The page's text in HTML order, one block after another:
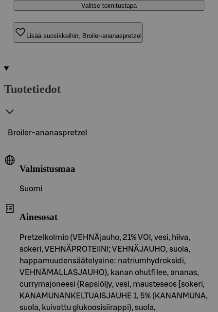
Valitse toimitustapa
Lisää suosikkeihin, Broiler-ananaspretzel
Tuotetiedot
Broiler-ananaspretzel
Valmistusmaa
Suomi
Ainesosat
Pretzelkolmio (VEHNÄjauho, 21% VOI, vesi, hiiva,
sokeri, VEHNÄPROTEIINI; VEHNÄJAUHO, suola,
happamuudensäätelyaine: natriumhydroksidi,
VEHNÄMALLASJAUHO), kanan ohutfilee, ananas,
currymajoneesi (Rapsiöljy, vesi, mausteseos [sokeri,
KANAMUNANKELTUAISJAUHE 1, 5% (KANANMUNA,
suola, kuivattu glukoosisiirappi), suola,